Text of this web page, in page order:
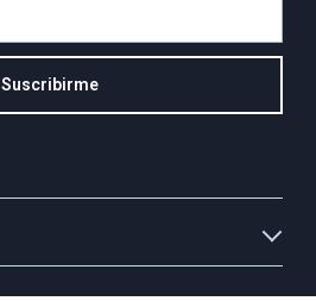
Suscribirme